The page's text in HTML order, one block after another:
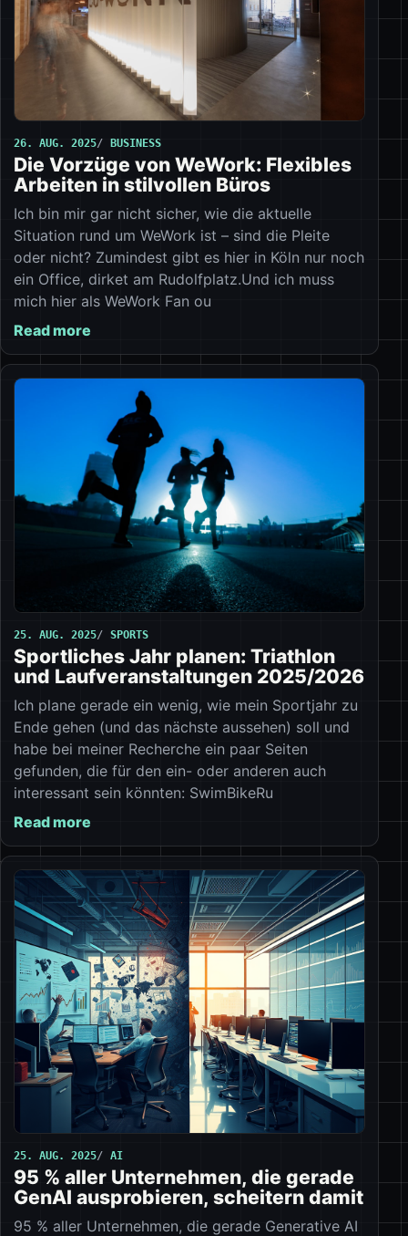
26. AUG. 2025 BUSINESS
Die Vorzüge von WeWork: Flexibles
Arbeiten in stilvollen Büros
Ich bin mir gar nicht sicher, wie die aktuelle
Situation rund um WeWork ist – sind die Pleite
oder nicht? Zumindest gibt es hier in Köln nur noch
ein Office, dirket am Rudolfplatz.Und ich muss
mich hier als WeWork Fan ou
Read more
25. AUG. 2025 SPORTS
Sportliches Jahr planen: Triathlon
und Laufveranstaltungen 2025/2026
Ich plane gerade ein wenig, wie mein Sportjahr zu
Ende gehen (und das nächste aussehen) soll und
habe bei meiner Recherche ein paar Seiten
gefunden, die für den ein- oder anderen auch
interessant sein könnten: SwimBikeRu
Read more
25. AUG. 2025 AI
95 % aller Unternehmen, die gerade
GenAI ausprobieren, scheitern damit
95 % aller Unternehmen, die gerade Generative AI